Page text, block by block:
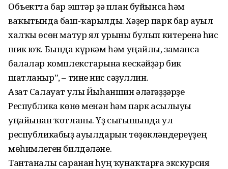
Объектта бар эштәр ҙә план буйынса һәм
ваҡытында баш-ҡарылды. Хәҙер парк бар ауыл
халҡы өсөн матур ял урыны булып китеренә һис
шик юҡ. Бында күркәм һәм уңайлы, заманса
балалар комплекстарына кескәйҙәр бик
шатланыр”, – тине Әнис Әсәҙуллин.
Азат Салауат улы Йыһаншин әләгәҙҙәрҙе
Республика көнө менән һәм парк асылыуы
уңайынан ҡотланы. Үҙ сығышында ул
республикабыҙ ауылдарын төҙөкләндереүҙең
мөһимлеген билдәләне.
Тантаналы саранан һуң ҡунаҡтарға экскурсия